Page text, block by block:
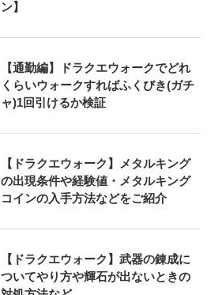
ン】
【通勤編】ドラクエウォークでどれ
くらいウォークすればふくびき(ガチ
ャ)1回引けるか検証
【ドラクエウォーク】メタルキング
の出現条件や経験値・メタルキング
コインの入手方法などをご紹介
【ドラクエウォーク】武器の錬成に
ついてやり方や輝石が出ないときの